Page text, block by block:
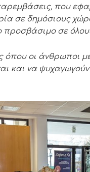
που
σε δημόσιους
προσβάσιμο σε
όπου οι άνθρωποι
και να